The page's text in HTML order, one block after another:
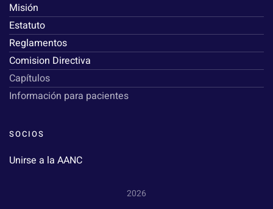
Misión
Estatuto
Reglamentos
Comision Directiva
Capítulos
Información para pacientes
SOCIOS
Unirse a la AANC
2026